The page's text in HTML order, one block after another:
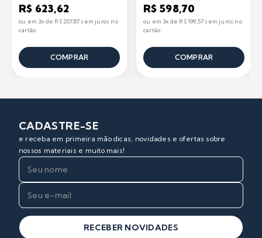
R$ 623,62
ou em 3x de R$ 207,87 sem juros no
cartão
COMPRAR
R$ 598,70
ou em 3x de R$ 199,57 sem juros no
cartão
COMPRAR
CADASTRE-SE
e receba em primeira mão dicas, novidades e ofertas sobre
nossos materiais e muito mais!
RECEBER NOVIDADES